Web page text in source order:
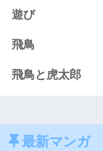
遊び
飛鳥
飛鳥と虎太郎
最新マンガ